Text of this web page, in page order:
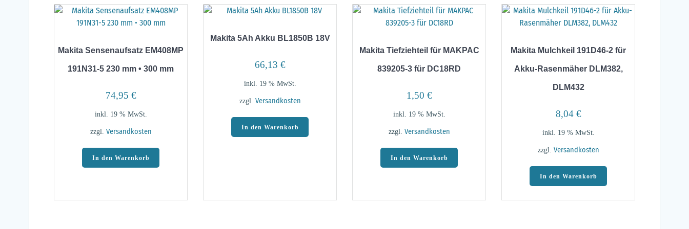
Makita Sensenaufsatz EM408MP
191N31-5 230 mm • 300 mm
74,95 €
inkl. 19 % MwSt.
zzgl. Versandkosten
In den Warenkorb
Makita 5Ah Akku BL1850B 18V
66,13 €
inkl. 19 % MwSt.
zzgl. Versandkosten
In den Warenkorb
Makita Tiefziehteil für MAKPAC
839205-3 für DC18RD
1,50 €
inkl. 19 % MwSt.
zzgl. Versandkosten
In den Warenkorb
Makita Mulchkeil 191D46-2 für
Akku-Rasenmäher DLM382,
DLM432
8,04 €
inkl. 19 % MwSt.
zzgl. Versandkosten
In den Warenkorb